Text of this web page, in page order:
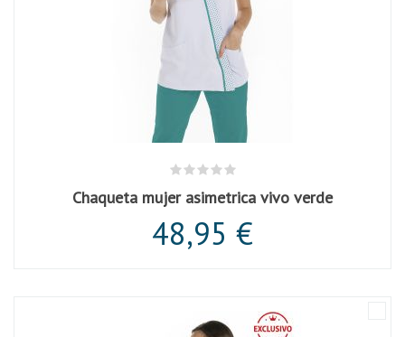
Chaqueta mujer asimetrica vivo verde
48,95 €